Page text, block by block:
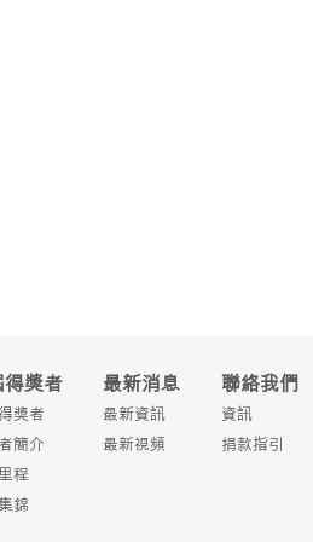
得獎者
獎者
簡介
程
錦
最新消息
最新資訊
最新視頻
聯絡我們
資訊
捐款指引